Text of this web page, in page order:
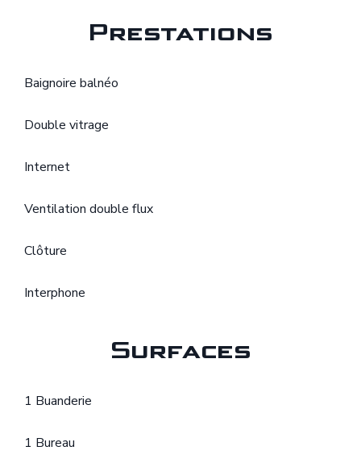
Prestations
Baignoire balnéo
Double vitrage
Internet
Ventilation double flux
Clôture
Interphone
Surfaces
1 Buanderie
1 Bureau